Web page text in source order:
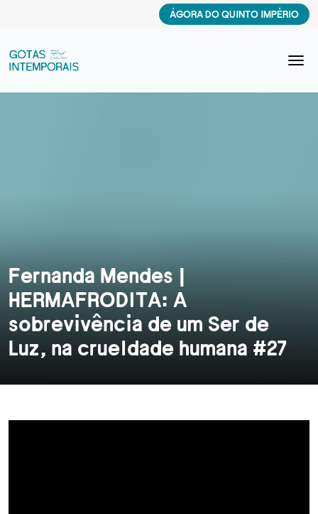
ÁGORA DO QUINTO IMPÉRIO
Fernanda Mendes |
HERMAFRODITA: A
sobrevivência de um Ser de
Luz, na crueldade humana #27